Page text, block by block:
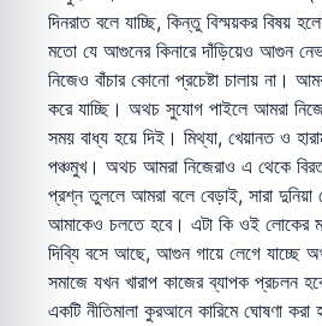
দিনরাত বলে যাচ্ছি, কিন্তু বিস্ময়কর বিষয়
মতো যে আগুনের কিনারে দাঁড়িয়েও আগুন
নিজেও বাঁচার কোনো প্রচেষ্টা চালায় না।
করে যাচ্ছি। অথচ সুযোগ পাইলে আমরা
সময় বাধ্য হয়ে দিই। মিথ্যা, খেয়ানত ও
পঞ্চমুখ। অথচ আমরা নিজেরাও এ থেকে
প্রশ্ন তুললে আমরা বলে বেড়াই, সারা দুনিয়া
আমাকেও চলতে হবে। এটা কি ওই লোকের
দিব্যি বসে আছে, আগুন গায়ে লেগে যাচ্ছে
সমাজে যখন খারাপ কাজের ব্যাপক প্রচলন
একটি নীতিমালা কুরআনে কারিমে ঘোষণা